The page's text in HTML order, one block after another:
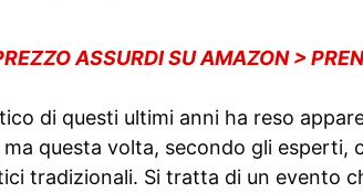
ASSURDI SU AMAZON >
di questi ultimi anni ha reso
questa volta, secondo gli esperti,
tradizionali. Si tratta di un evento